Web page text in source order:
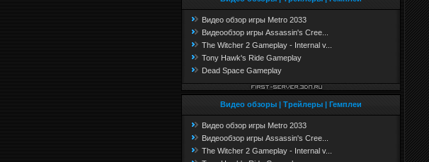
Видео обзор игры Metro 2033
Видеообзор игры Assassin's Cree...
The Witcher 2 Gameplay - Internal v...
Tony Hawk's Ride Gameplay
Dead Space Gameplay
Видео обзоры | Трейлеры | Гемплеи
Видео обзор игры Metro 2033
Видеообзор игры Assassin's Cree...
The Witcher 2 Gameplay - Internal v...